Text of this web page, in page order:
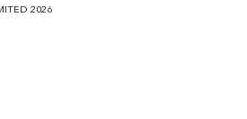
2026